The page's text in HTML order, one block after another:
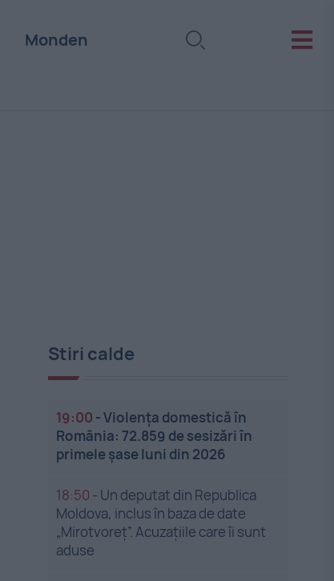
Monden
Stiri calde
19:00 -Violența domestică în
România: 72.859 de sesizări în
primele șase luni din 2026
18:50 - Un deputat din Republica
Moldova, inclus în baza de date
„Mirotvoreț”. Acuzațiile care îi sunt
aduse